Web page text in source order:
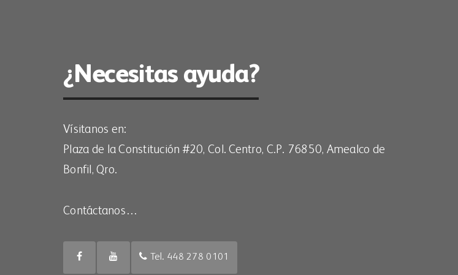
¿Necesitas ayuda?
Vísitanos en:
Plaza de la Constitución #20, Col. Centro, C.P. 76850, Amealco de
Bonfil, Qro.
Contáctanos…
Tel. 448 278 0101